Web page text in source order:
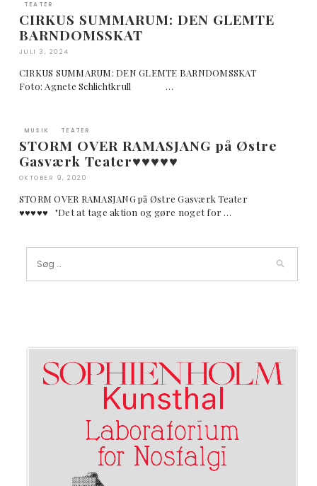
TEATER
CIRKUS SUMMARUM: DEN GLEMTE
BARNDOMSSKAT
JULI 3, 2024
CIRKUS SUMMARUM: DEN GLEMTE BARNDOMSSKAT
Foto: Agnete Schlichtkrull …
MUSIK TEATER
STORM OVER RAMASJANG på Østre
Gasværk Teater♥︎♥︎♥︎♥︎♥︎
OKTOBER 9, 2020
STORM OVER RAMASJANG på Østre Gasværk Teater
♥︎♥︎♥︎♥︎♥︎ "Det at tage aktion og gøre noget for …